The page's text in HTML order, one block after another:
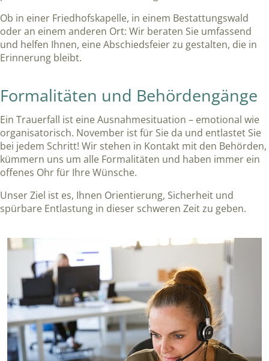
Ob in einer Friedhofskapelle, in einem Bestattungswald
oder an einem anderen Ort: Wir beraten Sie umfassend
und helfen Ihnen, eine Abschiedsfeier zu gestalten, die in
Erinnerung bleibt.
Formalitäten und Behördengänge
Ein Trauerfall ist eine Ausnahmesituation – emotional wie
organisatorisch. November ist für Sie da und entlastet Sie
bei jedem Schritt! Wir stehen in Kontakt mit den Behörden,
kümmern uns um alle Formalitäten und haben immer ein
offenes Ohr für Ihre Wünsche.
Unser Ziel ist es, Ihnen Orientierung, Sicherheit und
spürbare Entlastung in dieser schweren Zeit zu geben.